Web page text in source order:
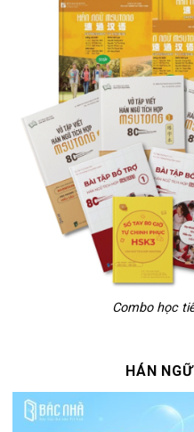
Combo học
HÁN